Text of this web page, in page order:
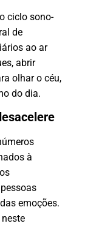
ciclo sono-
de
ao ar
abrir
olhar o céu,
do dia.
à
emoções.